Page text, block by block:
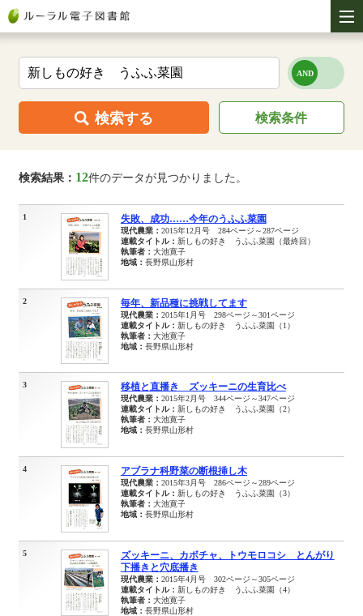
検索する 検索条件
検索結果： 12件のデータが見つかりました。
1 失敗、成功……今年のうふふ菜園
現代農業： 2015年12月号 284ページ～287ページ
連載タイトル： 新しもの好き うふふ菜園（最終回）
執筆者： 大池寛子
地域： 長野県山形村
2 毎年、新品種に挑戦してます
現代農業： 2015年1月号 298ページ～301ページ
連載タイトル： 新しもの好き うふふ菜園（1）
執筆者： 大池寛子
地域： 長野県山形村
3 移植と直播き ズッキーニの生育比べ
現代農業： 2015年2月号 344ページ～347ページ
連載タイトル： 新しもの好き うふふ菜園（2）
執筆者： 大池寛子
地域： 長野県山形村
4 アブラナ科野菜の断根挿し木
現代農業： 2015年3月号 286ページ～289ページ
連載タイトル： 新しもの好き うふふ菜園（3）
執筆者： 大池寛子
地域： 長野県山形村
5
ズッキーニ、カボチャ、トウモロコシ とんがり
下播きと穴底播き
現代農業： 2015年4月号 302ページ～305ページ
連載タイトル： 新しもの好き うふふ菜園（4）
執筆者： 大池寛子
地域： 長野県山形村